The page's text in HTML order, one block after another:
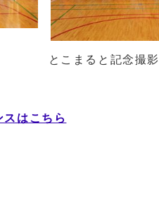
とこまると記念撮影
はこちら